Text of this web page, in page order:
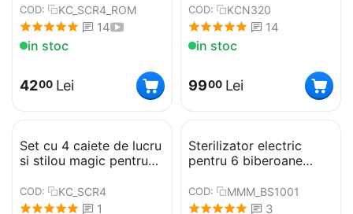
rechizite scolare,
multicolor, 19 cm X 13
cm
COD: KC_SCR4_ROM
14
in stoc
4200 Lei
COD: KCN320
14
in stoc
9900 Lei
Set cu 4 caiete de lucru
si stilou magic pentru
Magic, rechizite scolare,
multicolor, 19 cm X 13
COD: KC_SCR4
1
Sterilizator electric
pentru 6 biberoane
COD: MMM_BS1001
3